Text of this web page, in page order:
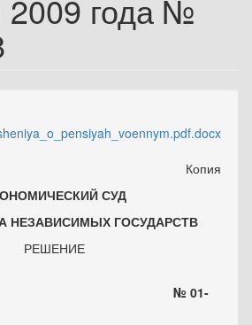
года №
Копия
СУД
НЕЗАВИСИМЫХ ГОСУДАРСТВ
РЕШЕНИЕ
№ 01-